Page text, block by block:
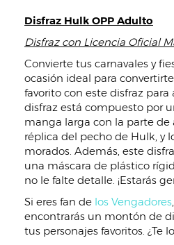
Disfraz Hulk OPP Adulto
Disfraz con Licencia Oficial
Convierte tus carnavales y
ocasión ideal para
favorito con este disfraz
disfraz está compuesto por
manga larga con la parte de
réplica del pecho de Hulk, y
morados. Además, este
una máscara de plástico
no le falte detalle. ¡Estarás
Si eres fan de los Vengadores
encontrarás un montón de
tus personajes favoritos. ¿Te